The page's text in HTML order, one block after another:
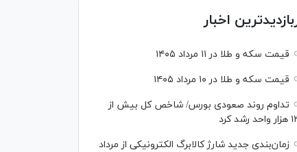
اخبار
قیمت سکه و طلا در ۱۱ مرداد ۱۴۰۵
قیمت سکه و طلا در ۱۰ مرداد ۱۴۰۵
تداوم روند صعودی بورس/ شاخص کل بیش از
کرد
زمان‌بندی جدید شارژ کالابرگ الکترونیکی از مرداد